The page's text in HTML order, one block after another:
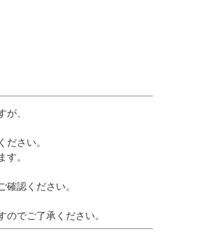
、
さい。
。
認ください。
でご了承ください。